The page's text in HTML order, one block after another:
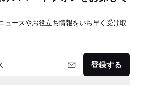
ュースやお役立ち情報をいち早く受け取
登録する